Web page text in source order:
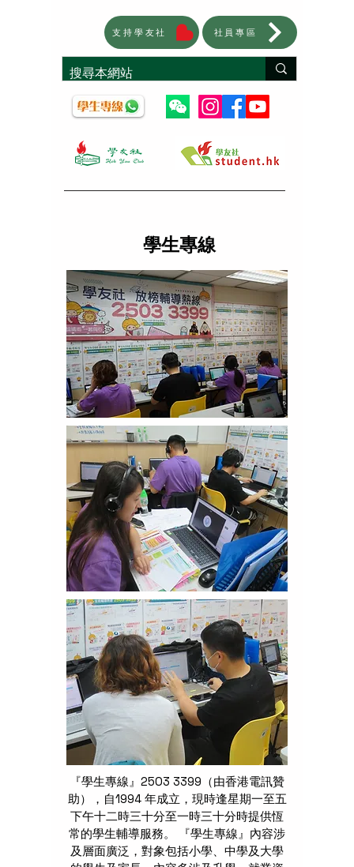
支持學友社 社員專區
學生專線
『學生專線』2503 3399（由香港電訊贊
助），自1994 年成立，現時逢星期一至五
下午十二時三十分至一時三十分時提供恆
常的學生輔導服務。 『學生專線』內容涉
及層面廣泛，對象包括小學、中學及大學